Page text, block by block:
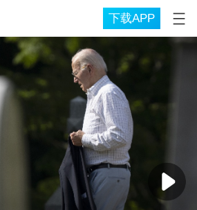
下载APP